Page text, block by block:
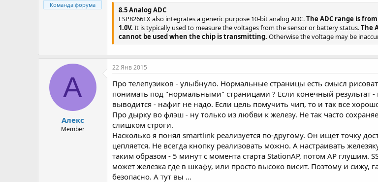
Команда форума
8.5 Analog ADC
ESP8266EX also integrates a generic purpose 10-bit analog ADC.The ADC range is
1.0V. It is typically used to measure the voltages from the sensor or battery status.The
cannot be used when the chip is transmitting. Otherwise the voltage may be
А
Алекс
Member
22 Янв 2015
Про телепузиков - улыбнуло. Нормальные страницы есть смысл
понимать под "нормальными" страницами ? Если конечный результат -
выводится - нафиг не надо. Если цель помучить чип, то и так все
Про дырку во флэш - ну только из любви к железу. Не так часто
слишком строги.
Насколько я понял smartlink реализуется по-другому. Он ищет точку
цепляется. Не всегда кнопку реализовать можно. А настраивать
таким образом - 5 минут с момента старта StationAP, потом AP глушим.
может железка где в шкафу, или просто высоко висит. Поэтому и сижу,
безопасно. А тут вы ...